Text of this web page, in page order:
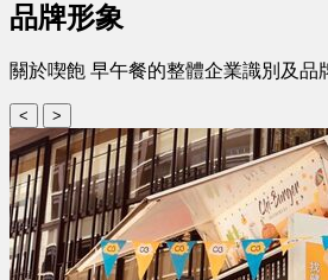
品牌形象
關於喫飽 早午餐的整體企業識別及品
< >